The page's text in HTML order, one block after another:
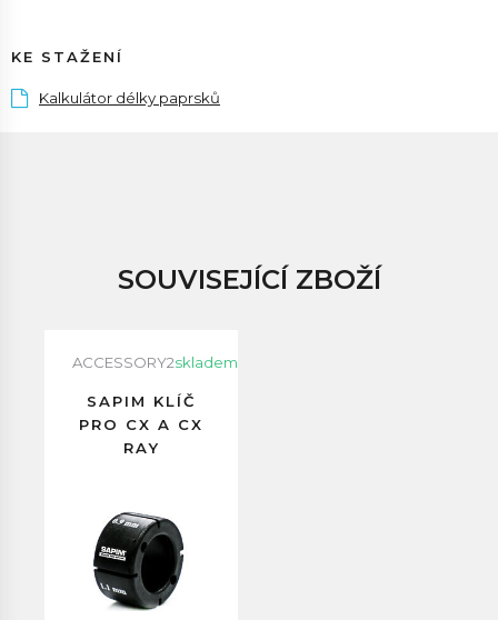
KE STAŽENÍ
Kalkulátor délky paprsků
SOUVISEJÍCÍ ZBOŽÍ
ACCESSORY2skladem
SAPIM KLÍČ
PRO CX A CX
RAY